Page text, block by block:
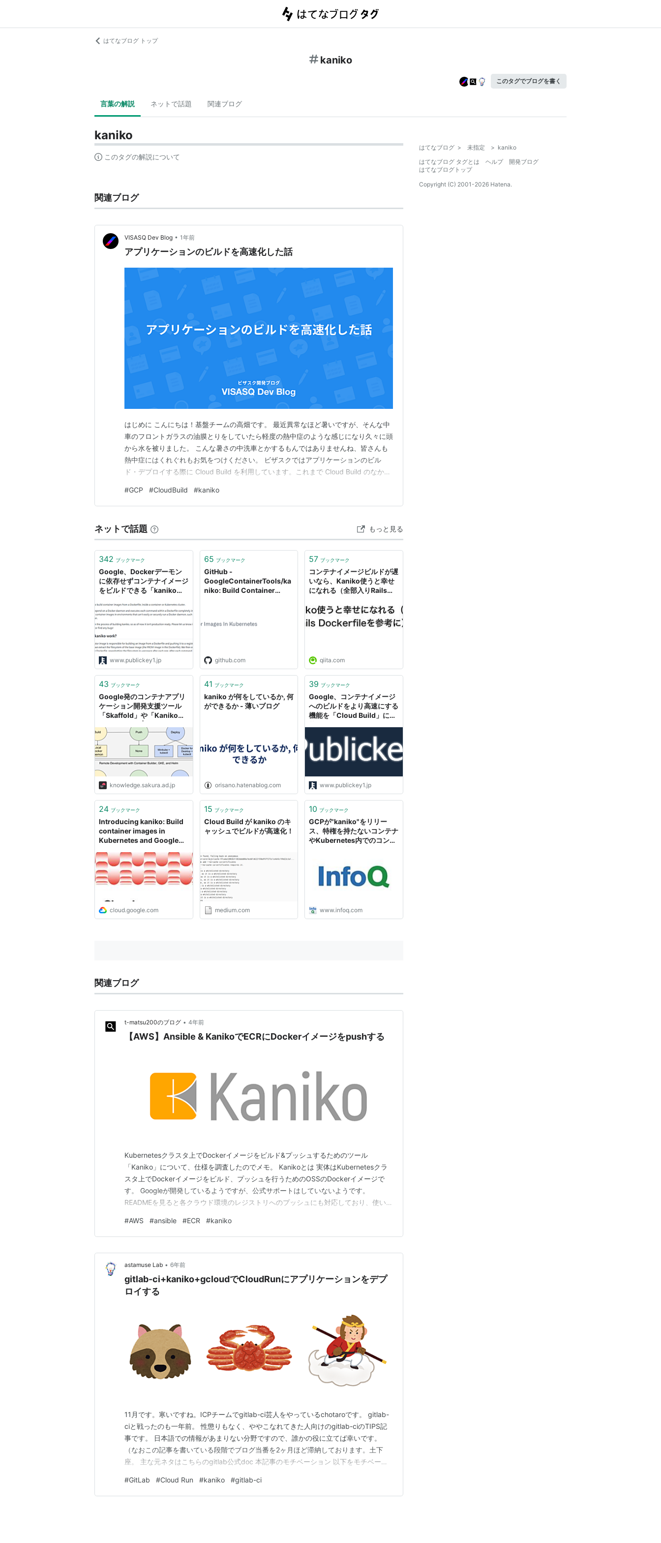
はてなブログ トップ
kaniko
このタグでブログを書く
言葉の解説 ネットで話題 関連ブログ
kaniko
このタグの解説について
関連ブログ
VISASQ Dev Blog • 1年前
アプリケーションのビルドを高速化した話
はじめに こんにちは！基盤チームの高畑です。 最近異常なほど暑いですが、そんな中
車のフロントガラスの油膜とりをしていたら軽度の熱中症のような感じになり久々に頭
から水を被りました。 こんな暑さの中洗車とかするもんではありませんね、皆さんも
熱中症にはくれぐれもお気をつけください。 ビザスクではアプリケーションのビル
ド・デプロイする際に Cloud Build を利用しています。これまで Cloud Build のなかで
Archive されてしまいました。 github.com そこで、kaniko…
#GCP #CloudBuild #kaniko
ネットで話題 もっと見る
342 ブックマーク
Google、Dockerデーモン
に依存せずコンテナイメージ
をビルドできる「kaniko」
www.publickey1.jp
65 ブックマーク
GitHub -
GoogleContainerTools/ka
niko: Build Container
github.com
57 ブックマーク
コンテナイメージビルドが遅
いなら、Kaniko使うと幸せ
になれる（全部入りRails
Qiita
qiita.com
43 ブックマーク
Google発のコンテナアプリ
ケーション開発支援ツール
「Skaffold」や「Kaniko」
ッジ
knowledge.sakura.ad.jp
41 ブックマーク
kaniko が何をしているか, 何
ができるか - 薄いブログ
orisano.hatenablog.com
39 ブックマーク
Google、コンテナイメージ
へのビルドをより高速にする
機能を「Cloud Build」に搭
www.publickey1.jp
24 ブックマーク
Introducing kaniko: Build
container images in
Kubernetes and Google
privileges | Google Cloud
Blog
cloud.google.com
15 ブックマーク
Cloud Build が kaniko のキ
ャッシュでビルドが高速化！
medium.com
10 ブックマーク
GCPが"kaniko"をリリー
ス、特権を持たないコンテナ
やKubernetes内でのコンテ
www.infoq.com
関連ブログ
t-matsu200のブログ • 4年前
【AWS】Ansible & KanikoでECRにDockerイメージをpushする
Kubernetesクラスタ上でDockerイメージをビルド&プッシュするためのツール
「Kaniko」について、仕様を調査したのでメモ。 Kanikoとは 実体はKubernetesクラ
スタ上でDockerイメージをビルド、プッシュを行うためのOSSのDockerイメージで
す。 Googleが開発しているようですが、公式サポートはしていないようです。
READMEを見ると各クラウド環境のレジストリへのプッシュにも対応しており、使いや
のまま使用します。 Ansibleで直接ECRにプッシュしていた箇所…
#AWS #ansible #ECR #kaniko
astamuse Lab • 6年前
gitlab-ci+kaniko+gcloudでCloudRunにアプリケーションをデプ
ロイする
11月です。寒いですね。ICPチームでgitlab-ci芸人をやっているchotaroです。 gitlab-
ciと戦ったのも一年前。 性懲りもなく、ややこなれてきた人向けのgitlab-ciのTIPS記
事です。 日本語での情報があまりない分野ですので、誰かの役に立てば幸いです。
（なおこの記事を書いている段階でブログ当番を2ヶ月ほど滞納しております。土下
座。 主な元ネタはこちらのgitlab公式doc 本記事のモチベーション 以下をモチベーシ
imageをpushしたい ついでにそのままCloudR…
#GitLab #Cloud Run #kaniko #gitlab-ci
はてなブログ > 未指定 > kaniko
はてなブログ タグとは
ヘルプ
開発ブログ
はてなブログトップ
Copyright (C) 2001-2026 Hatena.